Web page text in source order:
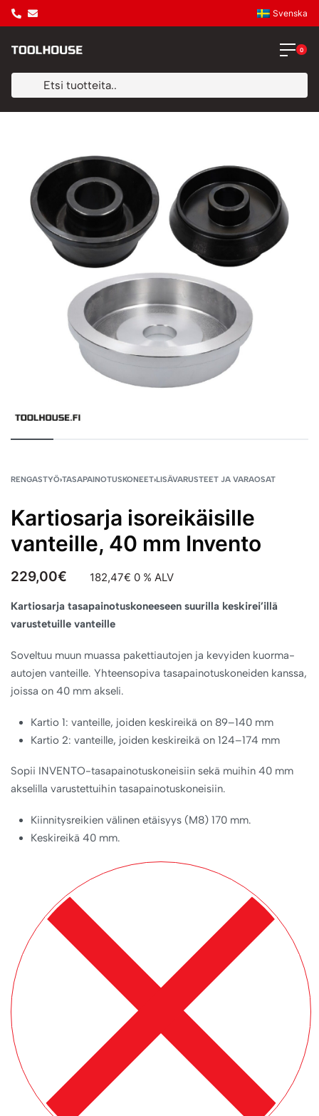
Svenska
0
RENGASTYÖ›TASAPAINOTUSKONEET›LISÄVARUSTEET JA VARAOSAT
Kartiosarja isoreikäisille
vanteille, 40 mm Invento
229,00€ 182,47€ 0 % ALV
Kartiosarja tasapainotuskoneeseen suurilla keskirei’illä
varustetuille vanteille
Soveltuu muun muassa pakettiautojen ja kevyiden kuorma-
autojen vanteille. Yhteensopiva tasapainotuskoneiden kanssa,
joissa on 40 mm akseli.
Kartio 1: vanteille, joiden keskireikä on 89–140 mm
Kartio 2: vanteille, joiden keskireikä on 124–174 mm
Sopii INVENTO-tasapainotuskoneisiin sekä muihin 40 mm
akselilla varustettuihin tasapainotuskoneisiin.
Kiinnitysreikien välinen etäisyys (M8) 170 mm.
Keskireikä 40 mm.